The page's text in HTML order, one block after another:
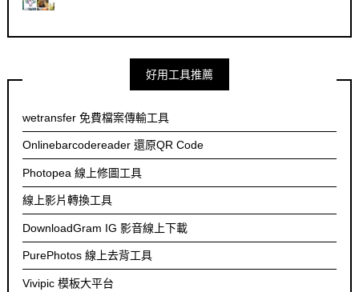
好用工具推薦
wetransfer 免費檔案傳輸工具
Onlinebarcodereader 還原QR Code
Photopea 線上修圖工具
線上影片轉換工具
DownloadGram IG 影音線上下載
PurePhotos 線上去背工具
Vivipic 模板大平台